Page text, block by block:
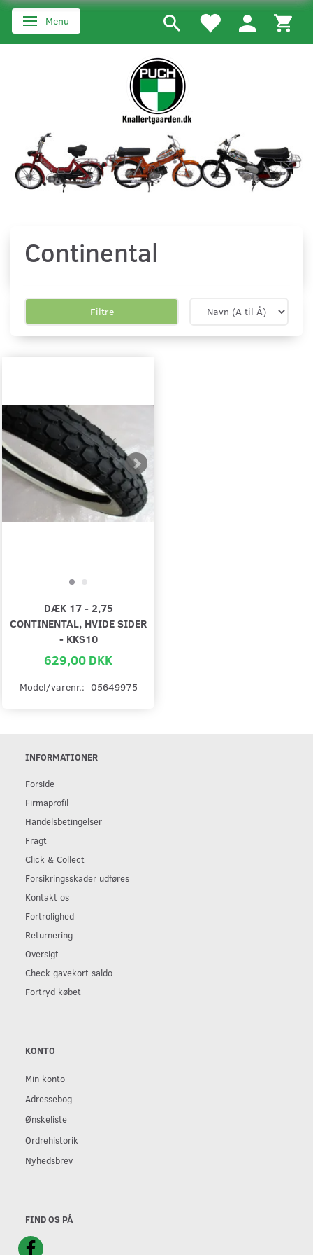
Skifte navigation
Menu
Continental
Filtre
DÆK 17 - 2,75
CONTINENTAL, HVIDE SIDER
- KKS10
629,00 DKK
Model/varenr.: 05649975
INFORMATIONER
Forside
Firmaprofil
Handelsbetingelser
Fragt
Click & Collect
Forsikringsskader udføres
Kontakt os
Fortrolighed
Returnering
Oversigt
Check gavekort saldo
Fortryd købet
KONTO
Min konto
Adressebog
Ønskeliste
Ordrehistorik
Nyhedsbrev
FIND OS PÅ